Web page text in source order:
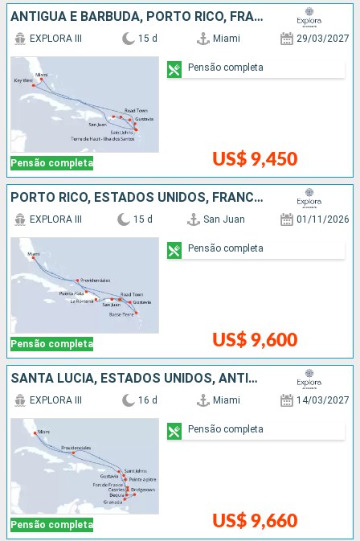
ANTIGUA E BARBUDA, PORTO RICO, FRANCIA, ESTADOS UNIDOS
Pensão completa
EXPLORA III 15 d Miami 29/03/2027
US$ 9,450
Pensão completa
PORTO RICO, ESTADOS UNIDOS, FRANCIA, REPUBLICA DOMINICANA
Pensão completa
EXPLORA III 15 d San Juan 01/11/2026
US$ 9,600
Pensão completa
SANTA LUCIA, ESTADOS UNIDOS, ANTIGUA E BARBUDA, GRENADA, FRANCIA, BARBADOS, SÃO VINCENTE E GRANADINAS
Pensão completa
EXPLORA III 16 d Miami 14/03/2027
US$ 9,660
Pensão completa